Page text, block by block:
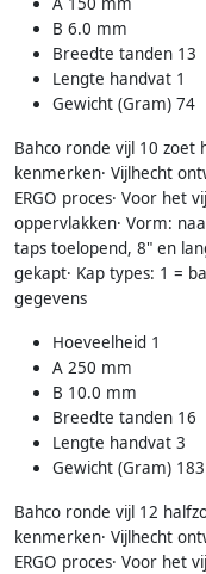
B 6.0 mm
Breedte tanden 13
Lengte handvat 1
Gewicht (Gram) 74
Bahco ronde vijl 10 zoet
kenmerken· Vijlhecht
ERGO proces· Voor het
oppervlakken· Vorm:
taps toelopend, 8" en
gekapt· Kap types: 1 =
gegevens
Hoeveelheid 1
A 250 mm
B 10.0 mm
Breedte tanden 16
Lengte handvat 3
Gewicht (Gram) 183
Bahco ronde vijl 12
kenmerken· Vijlhecht
ERGO proces· Voor het